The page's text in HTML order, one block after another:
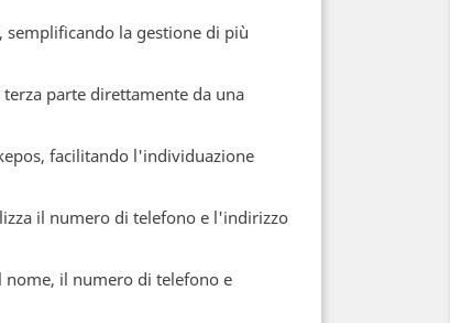
la gestione di più
parte direttamente da una
facilitando l'individuazione
il numero di telefono e l'indirizzo
il numero di telefono e